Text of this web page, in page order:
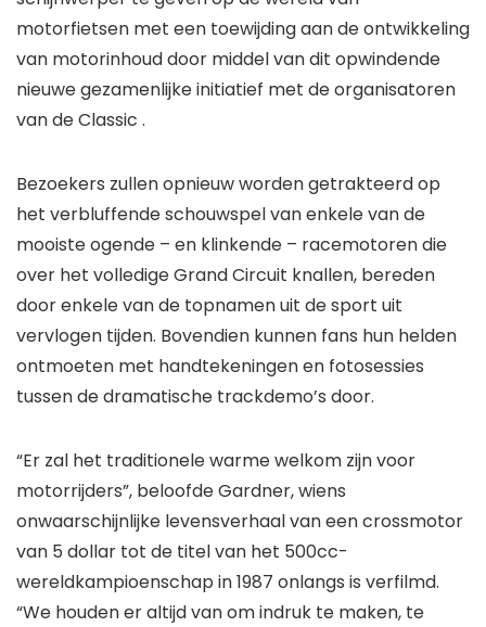
motorfietsen met een toewijding aan de ontwikkeling
van motorinhoud door middel van dit opwindende
nieuwe gezamenlijke initiatief met de organisatoren
van de Classic .
Bezoekers zullen opnieuw worden getrakteerd op
het verbluffende schouwspel van enkele van de
mooiste ogende – en klinkende – racemotoren die
over het volledige Grand Circuit knallen, bereden
door enkele van de topnamen uit de sport uit
vervlogen tijden. Bovendien kunnen fans hun helden
ontmoeten met handtekeningen en fotosessies
tussen de dramatische trackdemo’s door.
“Er zal het traditionele warme welkom zijn voor
motorrijders”, beloofde Gardner, wiens
onwaarschijnlijke levensverhaal van een crossmotor
van 5 dollar tot de titel van het 500cc-
wereldkampioenschap in 1987 onlangs is verfilmd.
“We houden er altijd van om indruk te maken, te